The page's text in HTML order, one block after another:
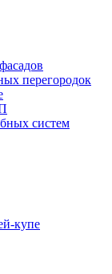
перегородок
систем
купе